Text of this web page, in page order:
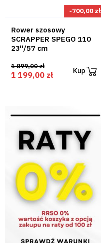
-700,00 zł
Rower szosowy
SCRAPPER SPEGO 110
23"/57 cm
1 899,00 zł
1 199,00 zł Kup